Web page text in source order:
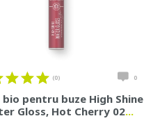
(0) 0
bio pentru buze High Shine
Gloss, Hot Cherry 02...